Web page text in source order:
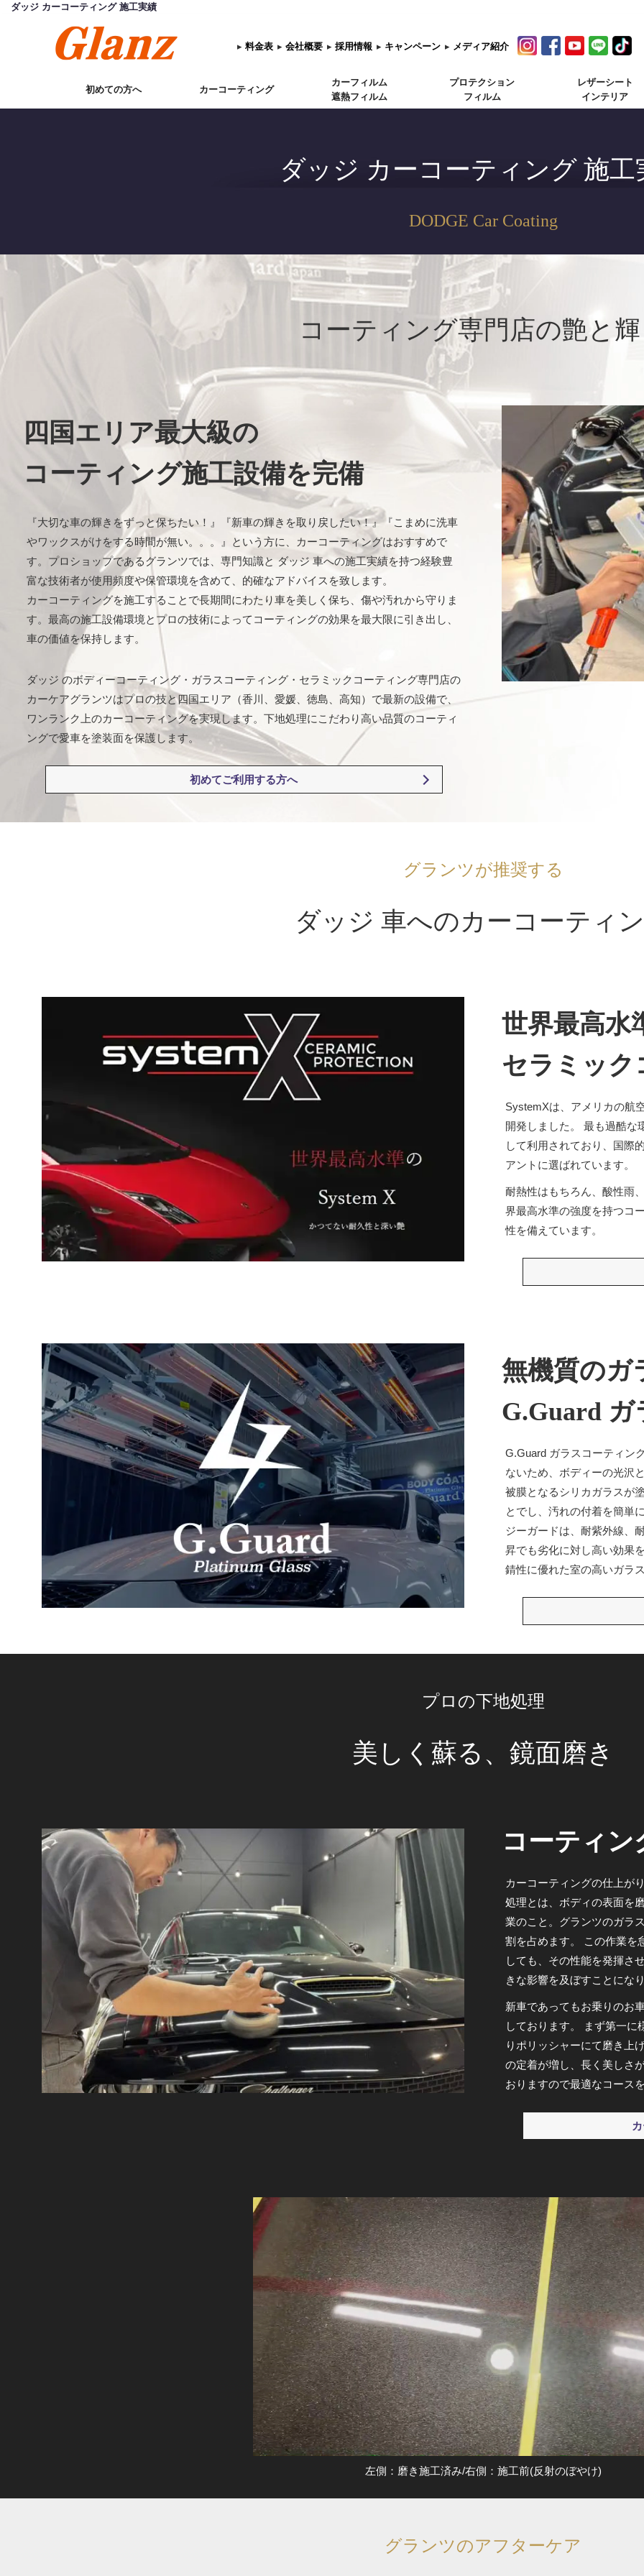
ダッジ カーコーティング 施工実績
▸ 料金表 ▸ 会社概要 ▸ 採用情報 ▸ キャンペーン ▸ メディア紹介
初めての方へ カーコーティング
カーフィルム
遮熱フィルム
プロテクション
フィルム
レザーシート
インテリア
ダッジ カーコーティング 施工
DODGE Car Coating
コーティング専門店の艶と
四国エリア最大級の
コーティング施工設備を完備
『大切な車の輝きをずっと保ちたい！』『新車の輝きを取り戻したい！』『こまめに洗車
やワックスがけをする時間が無い。。。』という方に、カーコーティングはおすすめで
す。プロショップであるグランツでは、専門知識と ダッジ 車への施工実績を持つ経験豊
富な技術者が使用頻度や保管環境を含めて、的確なアドバイスを致します。
カーコーティングを施工することで長期間にわたり車を美しく保ち、傷や汚れから守りま
す。最高の施工設備環境とプロの技術によってコーティングの効果を最大限に引き出し、
車の価値を保持します。
ダッジ のボディーコーティング・ガラスコーティング・セラミックコーティング専門店の
カーケアグランツはプロの技と四国エリア（香川、愛媛、徳島、高知）で最新の設備で、
ワンランク上のカーコーティングを実現します。下地処理にこだわり高い品質のコーティ
ングで愛車を塗装面を保護します。
初めてご利用する方へ
グランツが推奨する
ダッジ 車へのカーコーティ
世界最高水
セラミック
SystemXは、アメリカの航
開発しました。 最も過酷な
して利用されており、国際
アントに選ばれています。
耐熱性はもちろん、酸性雨
界最高水準の強度を持つコ
性を備えています。
無機質のガ
G.Guard
G.Guard ガラスコーティン
ないため、ボディーの光沢
被膜となるシリカガラスが
とでし、汚れの付着を簡単
ジーガードは、耐紫外線、
昇でも劣化に対し高い効果
錆性に優れた室の高いガラ
プロの下地処理
美しく蘇る、鏡面磨き
コーティ
カーコーティングの仕上が
処理とは、ボディの表面を
業のこと。グランツのガラ
割を占めます。 この作業を
しても、その性能を発揮さ
きな影響を及ぼすことにな
新車であってもお乗りのお
しております。 まず第一に
りポリッシャーにて磨き上
の定着が増し、長く美しさ
おりますので最適なコース
左側：磨き施工済み/右側：施工前(反射のぼやけ)
グランツのアフターケア